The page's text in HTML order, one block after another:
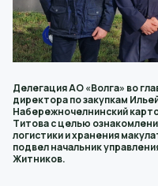
Делегация АО «Волга» во
директора по закупкам
Набережночелнинский
Титова с целью
логистики и хранения
подвел начальник
Житников.